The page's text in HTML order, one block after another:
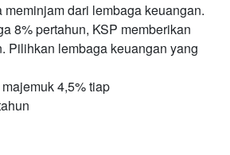
dari lembaga keuangan.
8% pertahun, KSP memberikan
Pilihkan lembaga keuangan yang
4,5% tiap